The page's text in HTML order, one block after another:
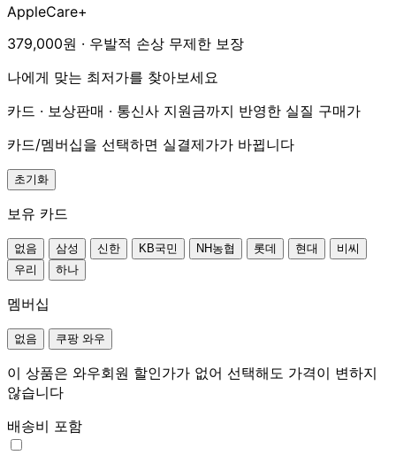
AppleCare+
379,000원 · 우발적 손상 무제한 보장
나에게 맞는 최저가를 찾아보세요
카드 · 보상판매 · 통신사 지원금까지 반영한 실질 구매가
카드/멤버십을 선택하면 실결제가가 바뀝니다
초기화
보유 카드
없음 삼성 신한 KB국민 NH농협 롯데 현대
비씨
우리
하나
멤버십
없음 쿠팡 와우
이 상품은 와우회원 할인가가 없어 선택해도 가격이 변하지
않습니다
배송비 포함